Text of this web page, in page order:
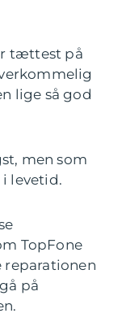
tættest på
lige så god
men som
levetid.
TopFone
reparationen
på